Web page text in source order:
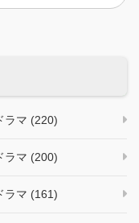
ラマ (220)
ラマ (200)
ラマ (161)